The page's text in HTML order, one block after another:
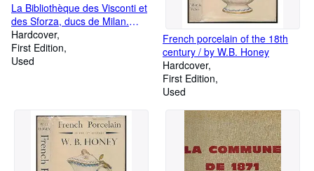
La Bibliothèque des Visconti et
des Sforza, ducs de Milan.
Supplement / Elisabeth
Pellegrin
Hardcover
First Edition
Used
French porcelain of the 18th
century / by W.B. Honey
Hardcover
First Edition
Used